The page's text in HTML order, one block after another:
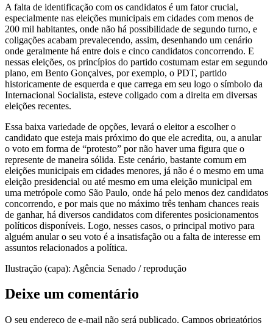
A falta de identificação com os candidatos é um fator crucial,
especialmente nas eleições municipais em cidades com menos de
200 mil habitantes, onde não há possibilidade de segundo turno, e
coligações acabam prevalecendo, assim, desenhando um cenário
onde geralmente há entre dois e cinco candidatos concorrendo. E
nessas eleições, os princípios do partido costumam estar em segundo
plano, em Bento Gonçalves, por exemplo, o PDT, partido
historicamente de esquerda e que carrega em seu logo o símbolo da
Internacional Socialista, esteve coligado com a direita em diversas
eleições recentes.
Essa baixa variedade de opções, levará o eleitor a escolher o
candidato que esteja mais próximo do que ele acredita, ou, a anular
o voto em forma de “protesto” por não haver uma figura que o
represente de maneira sólida. Este cenário, bastante comum em
eleições municipais em cidades menores, já não é o mesmo em uma
eleição presidencial ou até mesmo em uma eleição municipal em
uma metrópole como São Paulo, onde há pelo menos dez candidatos
concorrendo, e por mais que no máximo três tenham chances reais
de ganhar, há diversos candidatos com diferentes posicionamentos
políticos disponíveis. Logo, nesses casos, o principal motivo para
alguém anular o seu voto é a insatisfação ou a falta de interesse em
assuntos relacionados a política.
Ilustração (capa): Agência Senado / reprodução
Deixe um comentário
O seu endereço de e-mail não será publicado. Campos obrigatórios